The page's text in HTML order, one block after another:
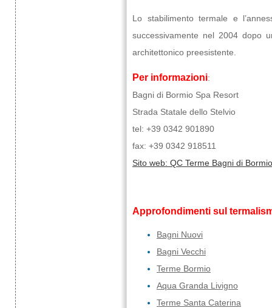
Lo stabilimento termale e
successivamente nel 2004 dopo
architettonico preesistente.
Per informazioni:
Bagni di Bormio Spa Resort
Strada Statale dello Stelvio
tel: +39 0342 901890
fax: +39 0342 918511
Sito web: QC Terme Bagni di Bormio
Approfondimenti sul
Bagni Nuovi
Bagni Vecchi
Terme Bormio
Aqua Granda Livigno
Terme Santa Caterina